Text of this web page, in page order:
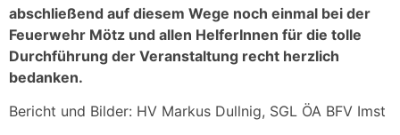
abschließend auf diesem Wege noch einmal bei der
Feuerwehr Mötz und allen HelferInnen für die tolle
Durchführung der Veranstaltung recht herzlich
bedanken.
Bericht und Bilder: HV Markus Dullnig, SGL ÖA BFV Imst